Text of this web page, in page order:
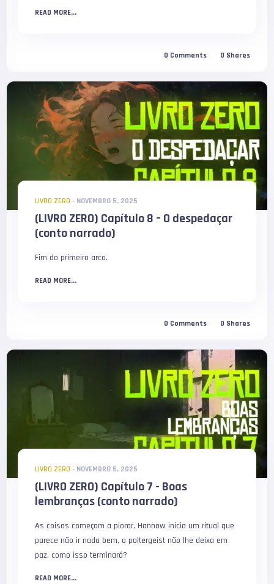
READ MORE...
0 Comments 0 Shares
LIVRO ZERO - NOVEMBRO 5, 2025
(LIVRO ZERO) Capítulo 8 – O despedaçar
(conto narrado)
Fim do primeiro arco.
READ MORE...
0 Comments 0 Shares
LIVRO ZERO - NOVEMBRO 5, 2025
(LIVRO ZERO) Capítulo 7 - Boas
lembranças (conto narrado)
As coisas começam a piorar, Hannow inicia um ritual que
parece não ir nada bem, o poltergeist não lhe deixa em
paz, como isso terminará?
READ MORE...